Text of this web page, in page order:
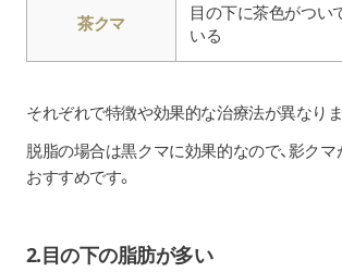
茶クマ
目の下に茶色がつい
いる
それぞれで特徴や効果的な治療法が異なりま
脱脂の場合は黒クマに効果的なので、影ク
おすすめです。
2.目の下の脂肪が多い